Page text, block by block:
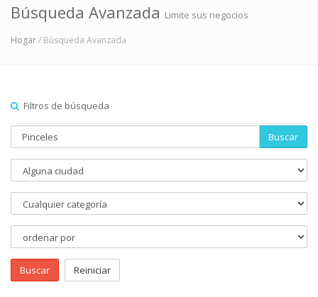
Búsqueda Avanzada Limite sus negocios
Hogar/ Búsqueda Avanzada
Filtros de búsqueda
Buscar
Buscar Reiniciar